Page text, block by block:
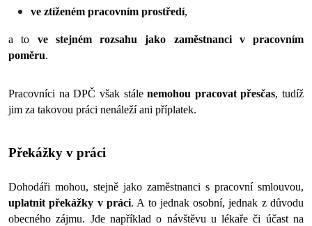
ve ztíženém pracovním prostředí,
a to ve stejném rozsahu jako zaměstnanci v pracovním
poměru.
Pracovníci na DPČ však stále nemohou pracovat přesčas, tudíž
jim za takovou práci nenáleží ani příplatek.
Překážky v práci
uplatnit překážky v práci. A to jednak osobní, jednak z důvodu
obecného zájmu. Jde například o návštěvu u lékaře či účast na